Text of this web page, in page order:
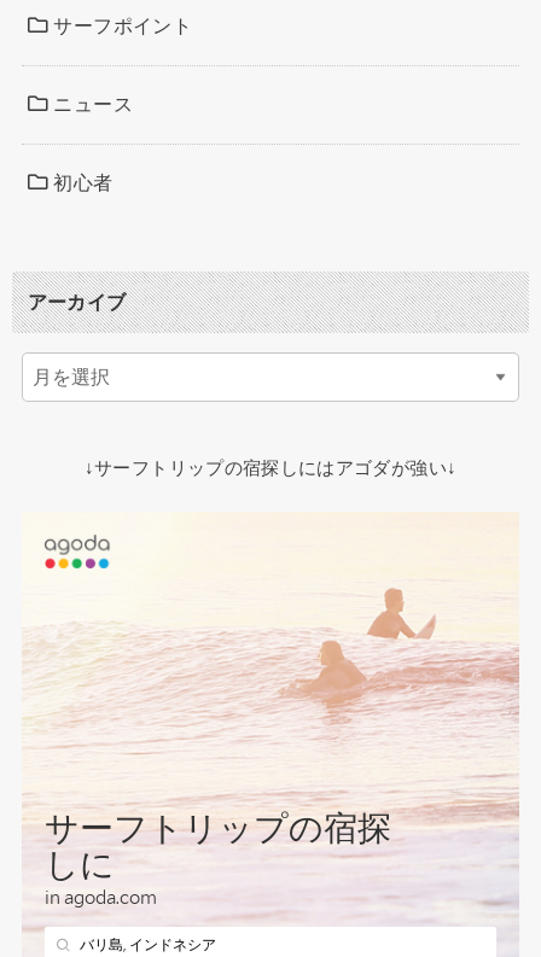
サーフポイント
ニュース
初心者
アーカイブ
↓サーフトリップの宿探しにはアゴダが強い↓